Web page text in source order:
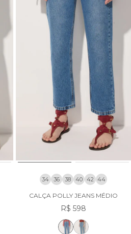
34 36 38 40 42 44
CALÇA POLLY JEANS MÉDIO
R$ 598